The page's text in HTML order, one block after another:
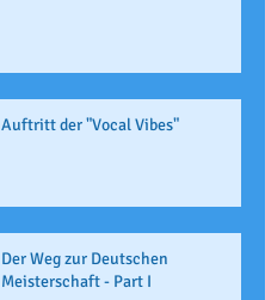
Auftritt der "Vocal Vibes"
Der Weg zur Deutschen
Meisterschaft - Part I